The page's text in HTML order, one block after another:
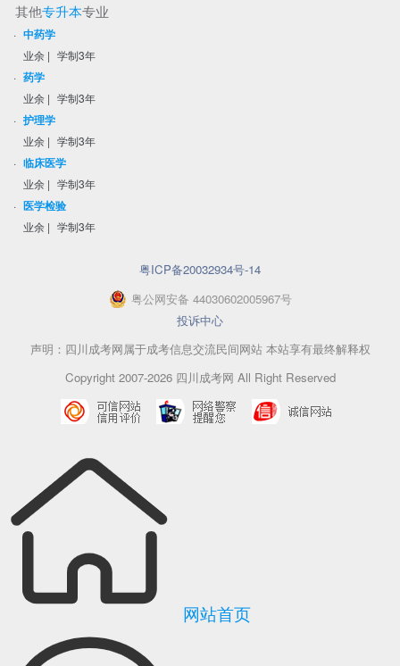
其他专升本专业
· 中药学
业余 | 学制3年
· 药学
业余 | 学制3年
· 护理学
业余 | 学制3年
· 临床医学
业余 | 学制3年
· 医学检验
业余 | 学制3年
粤ICP备20032934号-14
粤公网安备 44030602005967号
投诉中心
声明：四川成考网属于成考信息交流民间网站 本站享有最终解释权
Copyright 2007-2026 四川成考网 All Right Reserved
网站首页